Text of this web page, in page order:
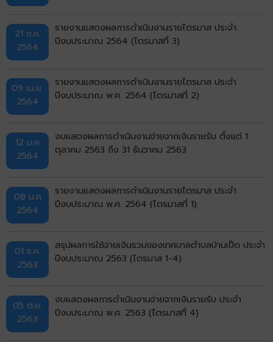
21 ก.ค.
2564
รายงานแสดงผลการดำเนินงานรายไตรมาส ประจำ
ปีงบประมาณ 2564 (ไตรมาสที่ 3)
09 เม.ย.
2564
รายงานแสดงผลการดำเนินงานรายไตรมาส ประจำ
ปีงบประมาณ พ.ศ. 2564 (ไตรมาสที่ 2)
12 ม.ค
2564
งบแสดงผลการดำเนินงานจ่ายจากเงินรายรับ ตั้งแต่ 1
ตุลาคม 2563 ถึง 31 ธันวาคม 2563
08 ม.ค
2564
รายงานแสดงผลการดำเนินงานรายไตรมาส ประจำ
ปีงบประมาณ พ.ศ. 2564 (ไตรมาสที่ 1)
01 ธ.ค.
2563
สรุปผลการใช้จ่ายเงินรวมของเทศบาลตำบลบ้านเป็ด ประจำ
ปีงบประมาณ 2563 (ไตรมาส 1-4)
05 ต.ค.
2563
งบแสดงผลการดำเนินงานจ่ายจากเงินรายรับ ประจำ
ปีงบประมาณ พ.ศ. 2563 (ไตรมาสที่ 4)